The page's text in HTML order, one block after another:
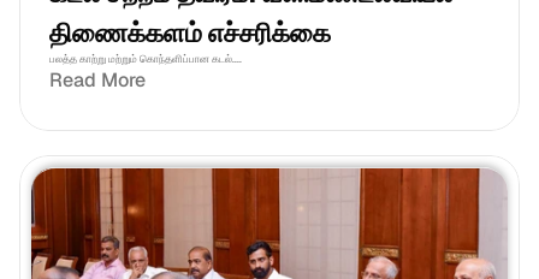
திணைக்களம் எச்சரிக்கை
பலத்த காற்று மற்றும் கொந்தளிப்பான கடல்....
Read More